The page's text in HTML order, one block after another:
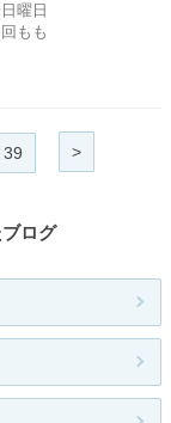
曜日
もも
39 >
ログ